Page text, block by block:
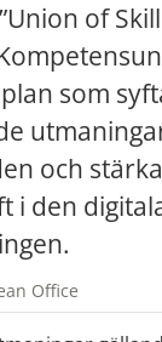
of
som
och
i den
Office